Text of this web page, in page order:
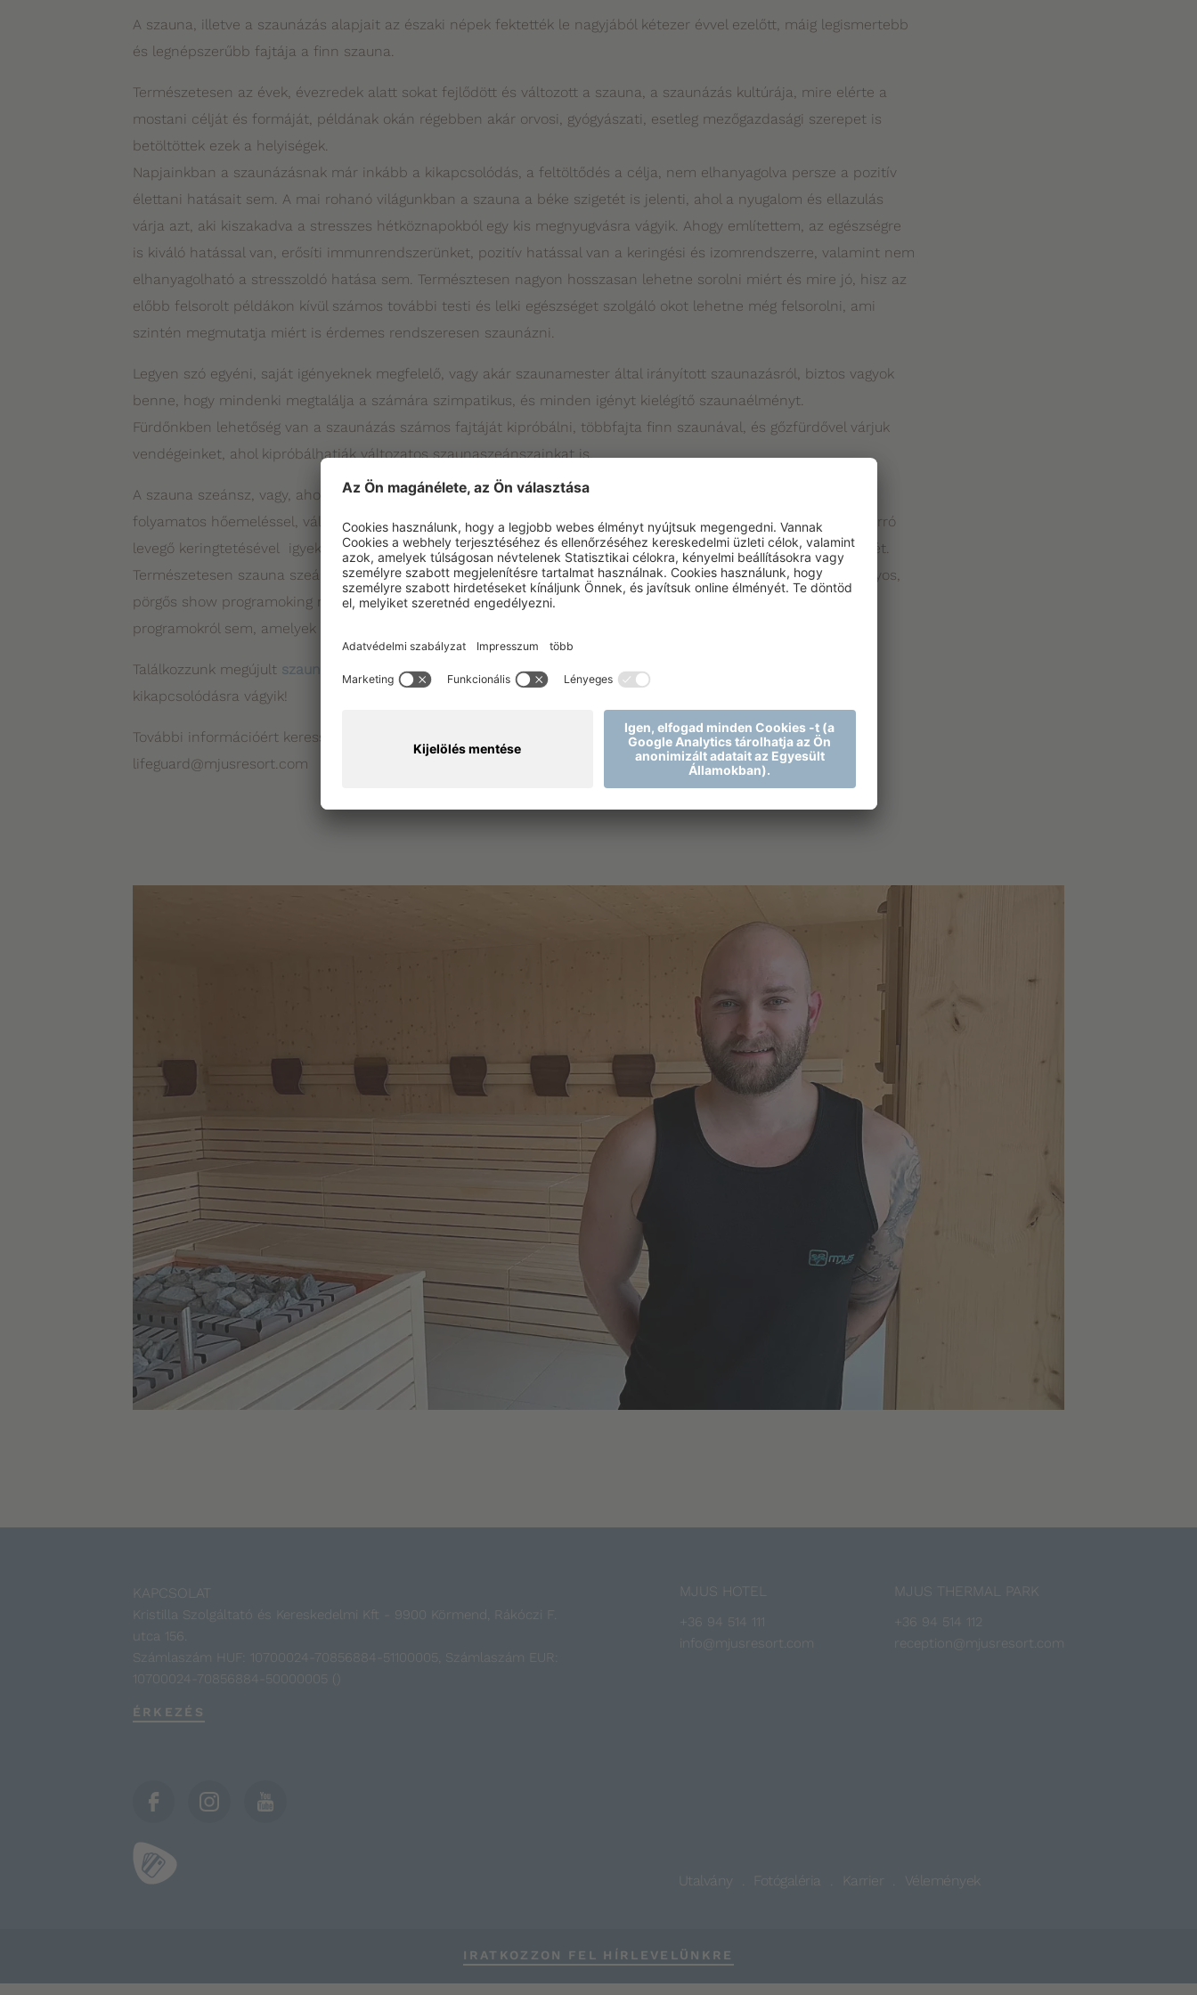
A szauna, illetve a szaunázás alapjait az északi népek fektették le nagyjából kétezer évvel ezelőtt, máig legismertebb
és legnépszerűbb fajtája a finn szauna.
Természetesen az évek, évezredek alatt sokat fejlődött és változott a szauna, a szaunázás kultúrája, mire elérte a
mostani célját és formáját, példának okán régebben akár orvosi, gyógyászati, esetleg mezőgazdasági szerepet is
betöltöttek ezek a helyiségek.
Napjainkban a szaunázásnak már inkább a kikapcsolódás, a feltöltődés a célja, nem elhanyagolva persze a pozitív
élettani hatásait sem. A mai rohanó világunkban a szauna a béke szigetét is jelenti, ahol a nyugalom és ellazulás
várja azt, aki kiszakadva a stresszes hétköznapokból egy kis megnyugvásra vágyik. Ahogy említettem, az egészségre
is kiváló hatással van, erősíti immunrendszerünket, pozitív hatással van a keringési és izomrendszerre, valamint nem
elhanyagolható a stresszoldó hatása sem. Természtesen nagyon hosszasan lehetne sorolni miért és mire jó, hisz az
előbb felsorolt példákon kívül számos további testi és lelki egészséget szolgáló okot lehetne még felsorolni, ami
szintén megmutatja miért is érdemes rendszeresen szaunázni.
Legyen szó egyéni, saját igényeknek megfelelő, vagy akár szaunamester által irányított szaunazásról, biztos vagyok
benne, hogy mindenki megtalálja a számára szimpatikus, és minden igényt kielégítő szaunaélményt.
Fürdőnkben lehetőség van a szaunázás számos fajtáját kipróbálni, többfajta finn szaunával, és gőzfürdővel várjuk
vendégeinket, ahol kipróbálhatják változatos szaunaszeánszainkat is.
A szauna szeánsz, vagy, ahogy sok helyen ismert, a felöntés, egy irányított szaunázás, ahol a szaunamester
folyamatos hőemeléssel, változatos illóolajok használatával, illetve kellemes zenével, és nem utolsó sorban a forró
levegő keringtetésével igyekszik elősegíteni a vendég tökéletes akklimatizálódását és maximális szaunaélményét.
Természetesen szauna szeánszainknak is több fajtája van, a relaxáló, meditációs programoktól kezdve a látványos,
pörgős show programoking minden megtalálható, nem megfeledkezve természetesen a kiváló testkezelő
programokról sem, amelyek egy másfajta szaunaélményt garantálnak varázslatos Török Fürdőnk segítségével.
Találkozzunk megújult szaunavilágunkban, ahol sok szeretettel várunk mindenkit, aki egy kis feltöltődésre,
kikapcsolódásra vágyik!
További információért keresse
- Park koordinátor & Szaunamester
lifeguard@mjusresort.com
KAPCSOLAT
Kristilla Szolgáltató és Kereskedelmi Kft - 9900 Körmend, Rákóczi F.
utca 156.
Számlaszám HUF: 10700024-70856884-51100005, Számlaszám EUR:
10700024-70856884-50000005 ()
ÉRKEZÉS
MJUS HOTEL
+36 94 514 111
info@mjusresort.com
MJUS THERMAL PARK
+36 94 514 112
reception@mjusresort.com
Utalvány Fotógaléria Karrier Vélemények
IRATKOZZON FEL HÍRLEVELÜNKRE